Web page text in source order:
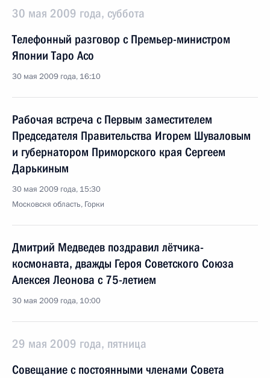
30 мая 2009 года, суббота
Телефонный разговор с Премьер-министром
Японии Таро Асо
30 мая 2009 года, 16:10
Рабочая встреча с Первым заместителем
Председателя Правительства Игорем Шуваловым
и губернатором Приморского края Сергеем
Дарькиным
30 мая 2009 года, 15:30
Московскя область, Горки
Дмитрий Медведев поздравил лётчика-
космонавта, дважды Героя Советского Союза
Алексея Леонова с 75-летием
30 мая 2009 года, 10:00
29 мая 2009 года, пятница
Совещание с постоянными членами Совета